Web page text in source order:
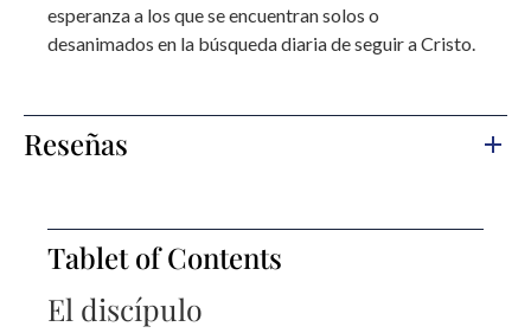
esperanza a los que se encuentran solos o
desanimados en la búsqueda diaria de seguir a Cristo.
Reseñas
Tablet of Contents
El discípulo